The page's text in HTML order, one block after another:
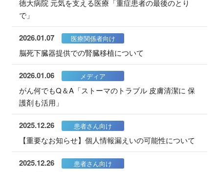
徳大病院 元気を支える医療「重症患者の最後のとり
で」
2026.01.07 医療関係者向け
脳死下臓器提供での腎臓移植について
2026.01.06 メディア
がん何でもQ＆A「ストーマのトラブル 皮膚清潔に 保
護剤も活用」
2025.12.26 患者さん向け
【重要なお知らせ】個人情報漏えいの可能性について
2025.12.26 患者さん向け